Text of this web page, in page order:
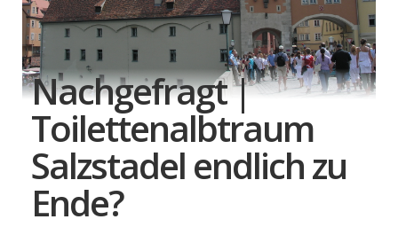
Nachgefragt |
Toilettenalbtraum
Salzstadel endlich zu
Ende?